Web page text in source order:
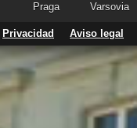
Praga Varsovia
Privacidad Aviso legal